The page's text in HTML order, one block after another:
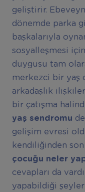
geliştirir.
dönemde parka
başkalarıyla
sosyalleşmesi
duygusu tam
merkezci bir yaş
arkadaşlık
bir çatışma
yaş sendromu
gelişim evresi
kendiliğinden son
çocuğu neler
cevapları da
yapabildiği